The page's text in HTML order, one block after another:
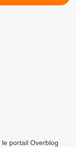
portail Overblog